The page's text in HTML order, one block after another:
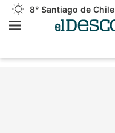
8° Santiago de Chile